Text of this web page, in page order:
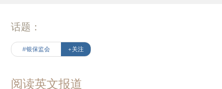
话题：
#银保监会 +关注
阅读英文报道